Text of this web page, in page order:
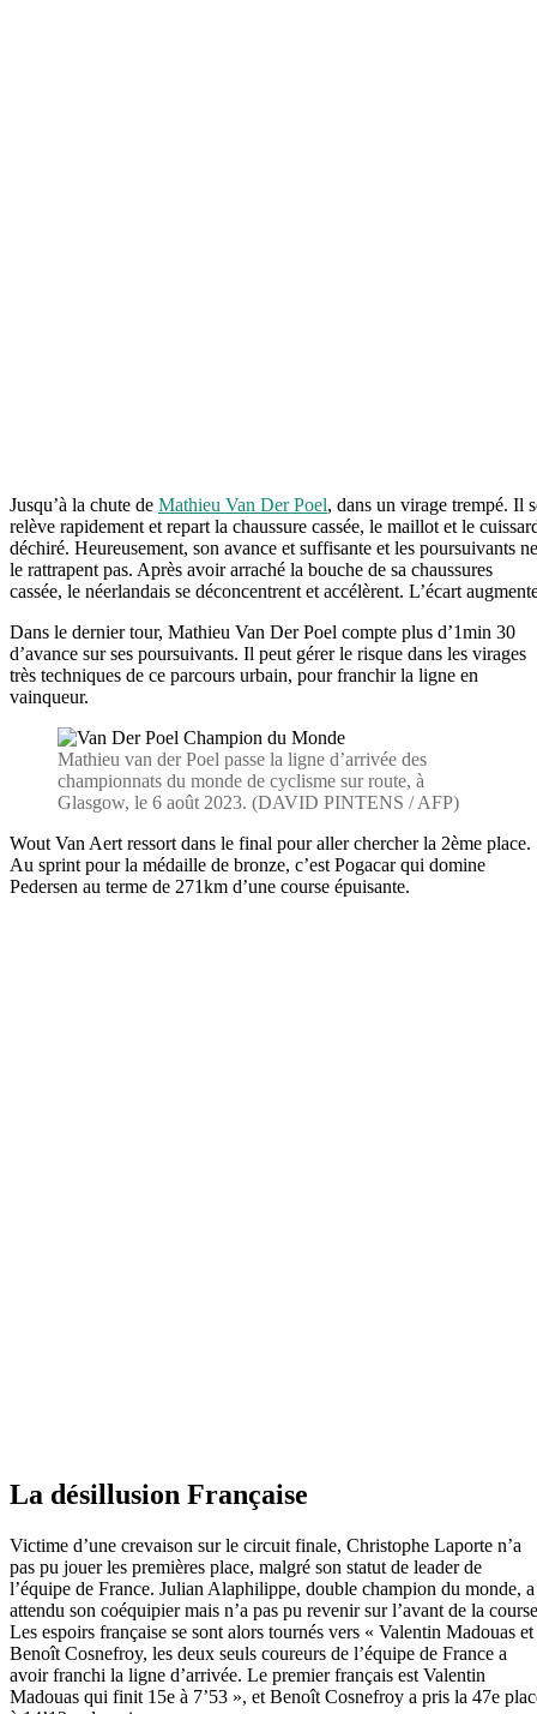
Jusqu’à la chute de Mathieu Van Der Poel, dans un virage trempé. Il
relève rapidement et repart la chaussure cassée, le maillot et le
déchiré. Heureusement, son avance et suffisante et les poursuivants ne
le rattrapent pas. Après avoir arraché la bouche de sa chaussures
cassée, le néerlandais se déconcentrent et accélèrent. L’écart
Dans le dernier tour, Mathieu Van Der Poel compte plus d’1min 30
d’avance sur ses poursuivants. Il peut gérer le risque dans les virages
très techniques de ce parcours urbain, pour franchir la ligne en
vainqueur.
Mathieu van der Poel passe la ligne d’arrivée des
championnats du monde de cyclisme sur route, à
Glasgow, le 6 août 2023. (DAVID PINTENS / AFP)
Wout Van Aert ressort dans le final pour aller chercher la 2ème place.
Au sprint pour la médaille de bronze, c’est Pogacar qui domine
Pedersen au terme de 271km d’une course épuisante.
La désillusion Française
Victime d’une crevaison sur le circuit finale, Christophe Laporte n’a
pas pu jouer les premières place, malgré son statut de leader de
l’équipe de France. Julian Alaphilippe, double champion du monde, a
attendu son coéquipier mais n’a pas pu revenir sur l’avant de la
Les espoirs française se sont alors tournés vers « Valentin Madouas et
Benoît Cosnefroy, les deux seuls coureurs de l’équipe de France a
avoir franchi la ligne d’arrivée. Le premier français est Valentin
Madouas qui finit 15e à 7’53 », et Benoît Cosnefroy a pris la 47e